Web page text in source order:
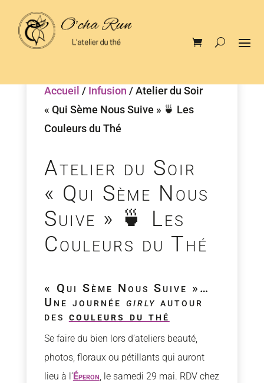
Accueil / Infusion / Atelier du Soir
« Qui Sème Nous Suive » 🍵 Les
Couleurs du Thé
Atelier du Soir
« Qui Sème Nous
Suive » 🍵 Les
Couleurs du Thé
« Qui Sème Nous Suive »…
Une journée girly autour
des couleurs du thé
Se faire du bien lors d’ateliers beauté,
photos, floraux ou pétillants qui auront
lieu à l’Éperon, le samedi 29 mai. RDV chez